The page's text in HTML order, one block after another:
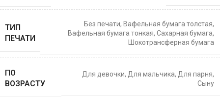
ТИП
ПЕЧАТИ
Без печати, Вафельная бумага толстая,
Вафельная бумага тонкая, Сахарная бумага,
Шокотрансферная бумага
ПО
ВОЗРАСТУ
Для девочки, Для мальчика, Для парня,
Сыну